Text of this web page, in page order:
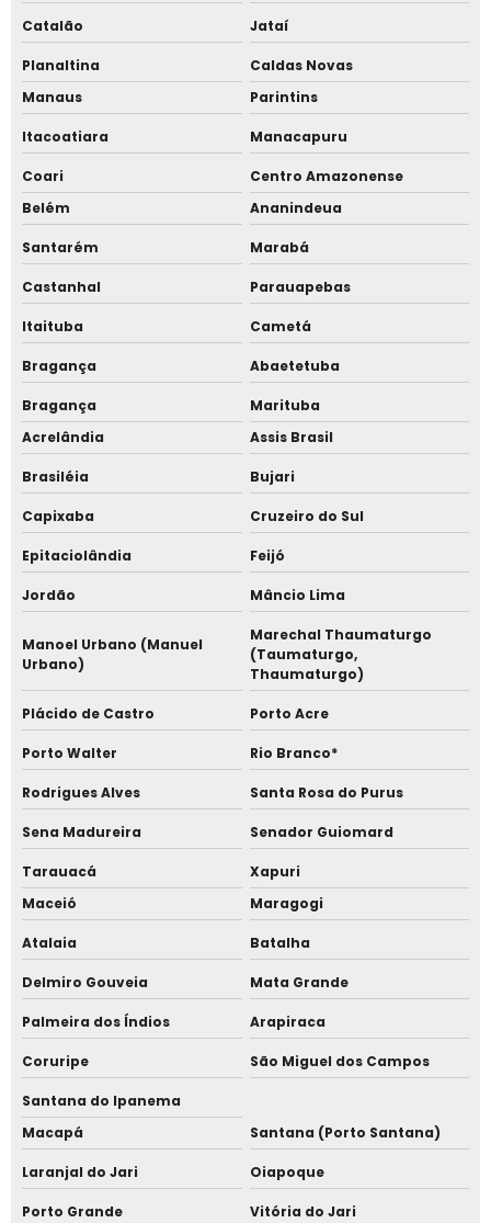
Catalão Jataí
Planaltina
Caldas Novas
Manaus
Parintins
Itacoatiara Manacapuru
Coari
Centro Amazonense
Belém
Ananindeua
Santarém Marabá
Castanhal Parauapebas
Itaituba Cametá
Bragança Abaetetuba
Bragança
Marituba
Acrelândia
Assis Brasil
Brasiléia Bujari
Capixaba Cruzeiro do Sul
Epitaciolândia Feijó
Jordão Mâncio Lima
Manoel Urbano (Manuel
Urbano)
Marechal Thaumaturgo
(Taumaturgo,
Thaumaturgo)
Plácido de Castro Porto Acre
Porto Walter Rio Branco*
Rodrigues Alves Santa Rosa do Purus
Sena Madureira Senador Guiomard
Tarauacá
Xapuri
Maceió
Maragogi
Atalaia Batalha
Delmiro Gouveia Mata Grande
Palmeira dos Índios Arapiraca
Coruripe São Miguel dos Campos
Santana do Ipanema
Macapá
Santana (Porto Santana)
Laranjal do Jari Oiapoque
Porto Grande Vitória do Jari